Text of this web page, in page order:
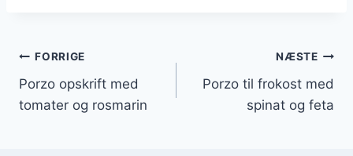
Indlægsnavigation
FORRIGE
Porzo opskrift med
tomater og rosmarin
NÆSTE
Porzo til frokost med
spinat og feta